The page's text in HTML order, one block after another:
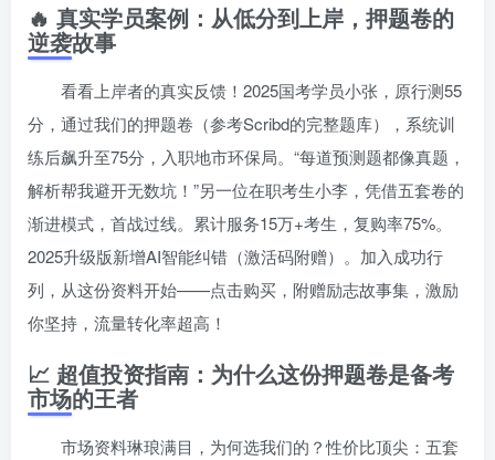
🔥 真实学员案例：从低分到上岸，押题卷的
逆袭故事
看看上岸者的真实反馈！2025国考学员小张，原行测55
分，通过我们的押题卷（参考Scribd的完整题库），系统训
练后飙升至75分，入职地市环保局。“每道预测题都像真题，
解析帮我避开无数坑！”另一位在职考生小李，凭借五套卷的
渐进模式，首战过线。累计服务15万+考生，复购率75%。
2025升级版新增AI智能纠错（激活码附赠）。加入成功行
列，从这份资料开始——点击购买，附赠励志故事集，激励
你坚持，流量转化率超高！
📈 超值投资指南：为什么这份押题卷是备考
市场的王者
市场资料琳琅满目，为何选我们的？性价比顶尖：五套